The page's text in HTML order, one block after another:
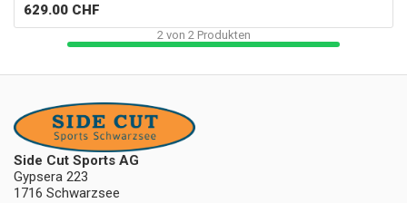
629.00 CHF
2 von 2 Produkten
Side Cut Sports AG
Gypsera 223
1716 Schwarzsee